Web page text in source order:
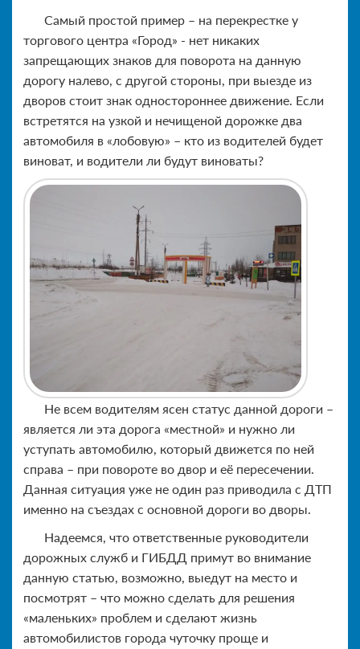
Самый простой пример – на перекрестке у
торгового центра «Город» - нет никаких
запрещающих знаков для поворота на данную
дорогу налево, с другой стороны, при выезде из
дворов стоит знак одностороннее движение. Если
встретятся на узкой и нечищеной дорожке два
автомобиля в «лобовую» – кто из водителей будет
виноват, и водители ли будут виноваты?
Не всем водителям ясен статус данной дороги –
является ли эта дорога «местной» и нужно ли
уступать автомобилю, который движется по ней
справа – при повороте во двор и её пересечении.
Данная ситуация уже не один раз приводила с ДТП
именно на съездах с основной дороги во дворы.
Надеемся, что ответственные руководители
дорожных служб и ГИБДД примут во внимание
данную статью, возможно, выедут на место и
посмотрят – что можно сделать для решения
«маленьких» проблем и сделают жизнь
автомобилистов города чуточку проще и